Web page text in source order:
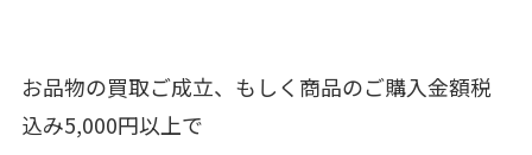
お品物の買取ご成立、もしく商品のご購入金額税
込み5,000円以上で